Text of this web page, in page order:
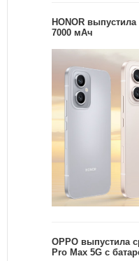
HONOR
7000 мАч
OPPO выпустила
Pro Max 5G с